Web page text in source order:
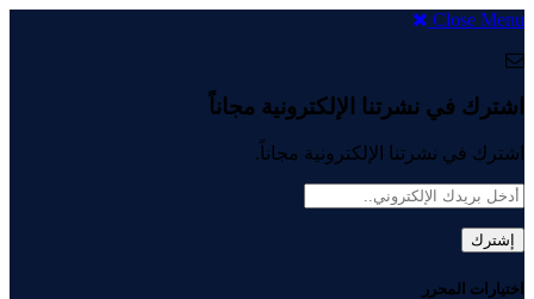
Close Menu
اشترك في نشرتنا الإلكترونية مجاناً
اشترك في نشرتنا الإلكترونية مجاناً.
اختيارات المحرر